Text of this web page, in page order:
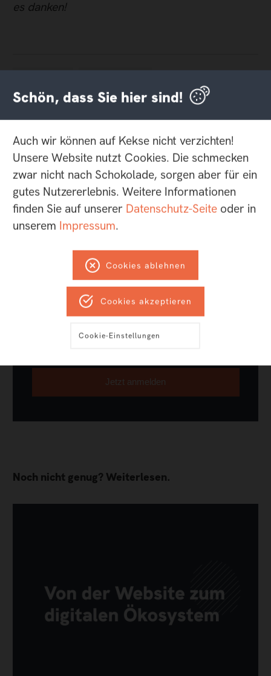
es danken!
Artikel teilen:
Jetzt den helllicht-Newsletter
abonnieren und nichts mehr
verpassen:
E-Mail-Adresse*
Noch nicht genug? Weiterlesen.
Schön, dass Sie hier sind!
Auch wir können auf Kekse nicht verzichten!
Unsere Website nutzt Cookies. Die schmecken
zwar nicht nach Schokolade, sorgen aber für ein
gutes Nutzererlebnis. Weitere Informationen
finden Sie auf unserer Datenschutz-Seite oder in
unserem Impressum.
Cookies ablehnen
Cookies akzeptieren
Cookie-Einstellungen